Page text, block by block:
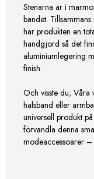
Stenarna är i
bandet.
har produkten en
handgjord så det
aluminiumlegering
finish.
Och visste du; Våra
halsband eller
universell produkt
förvandla denna
modeaccessoarer –